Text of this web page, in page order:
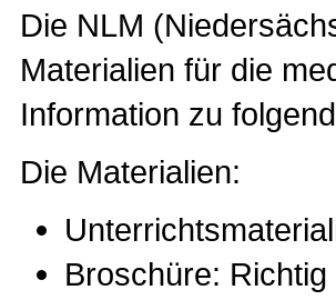
Die NLM
Materialien für die
Information zu
Die Materialien:
Broschüre: